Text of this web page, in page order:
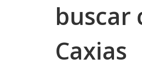
buscar
Caxias